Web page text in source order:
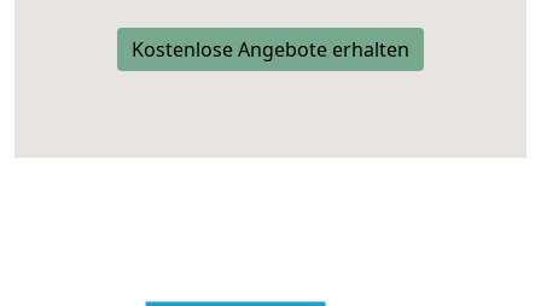
Kostenlose Angebote erhalten